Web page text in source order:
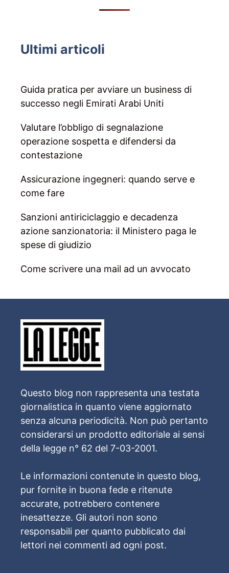
Ultimi articoli
Guida pratica per avviare un business di
successo negli Emirati Arabi Uniti
Valutare l’obbligo di segnalazione
operazione sospetta e difendersi da
contestazione
Assicurazione ingegneri: quando serve e
come fare
Sanzioni antiriciclaggio e decadenza
azione sanzionatoria: il Ministero paga le
spese di giudizio
Come scrivere una mail ad un avvocato
Questo blog non rappresenta una testata
giornalistica in quanto viene aggiornato
senza alcuna periodicità. Non può pertanto
considerarsi un prodotto editoriale ai sensi
della legge n° 62 del 7-03-2001.
Le informazioni contenute in questo blog,
pur fornite in buona fede e ritenute
accurate, potrebbero contenere
inesattezze. Gli autori non sono
responsabili per quanto pubblicato dai
lettori nei commenti ad ogni post.